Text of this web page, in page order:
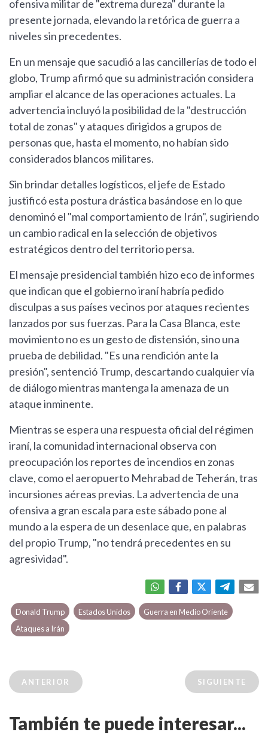
ofensiva militar de "extrema dureza" durante la
presente jornada, elevando la retórica de guerra a
niveles sin precedentes.
En un mensaje que sacudió a las cancillerías de todo el
globo, Trump afirmó que su administración considera
ampliar el alcance de las operaciones actuales. La
advertencia incluyó la posibilidad de la "destrucción
total de zonas" y ataques dirigidos a grupos de
personas que, hasta el momento, no habían sido
considerados blancos militares.
Sin brindar detalles logísticos, el jefe de Estado
justificó esta postura drástica basándose en lo que
denominó el "mal comportamiento de Irán", sugiriendo
un cambio radical en la selección de objetivos
estratégicos dentro del territorio persa.
El mensaje presidencial también hizo eco de informes
que indican que el gobierno iraní habría pedido
disculpas a sus países vecinos por ataques recientes
lanzados por sus fuerzas. Para la Casa Blanca, este
movimiento no es un gesto de distensión, sino una
prueba de debilidad. "Es una rendición ante la
presión", sentenció Trump, descartando cualquier vía
de diálogo mientras mantenga la amenaza de un
ataque inminente.
Mientras se espera una respuesta oficial del régimen
iraní, la comunidad internacional observa con
preocupación los reportes de incendios en zonas
clave, como el aeropuerto Mehrabad de Teherán, tras
incursiones aéreas previas. La advertencia de una
ofensiva a gran escala para este sábado pone al
mundo a la espera de un desenlace que, en palabras
del propio Trump, "no tendrá precedentes en su
agresividad".
Donald Trump Estados Unidos
Guerra en Medio Oriente
Ataques a Irán
ANTERIOR SIGUIENTE
También te puede interesar...